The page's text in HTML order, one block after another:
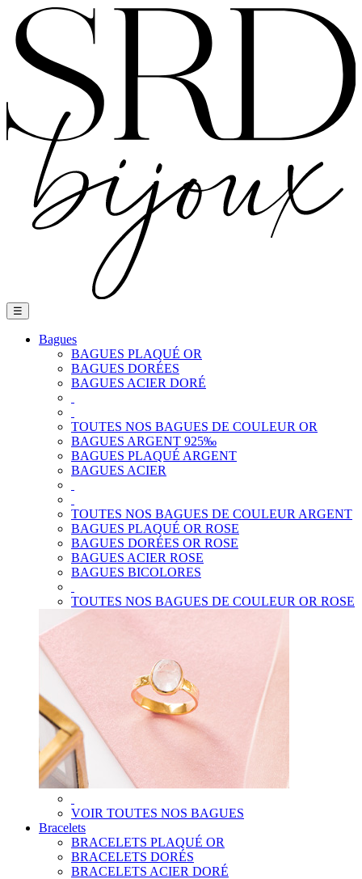
Basculer
la
navigation
☰
Bagues
BAGUES PLAQUÉ OR
BAGUES DORÉES
BAGUES ACIER DORÉ
TOUTES NOS BAGUES DE COULEUR OR
BAGUES ARGENT 925‰
BAGUES PLAQUÉ ARGENT
BAGUES ACIER
TOUTES NOS BAGUES DE COULEUR ARGENT
BAGUES PLAQUÉ OR ROSE
BAGUES DORÉES OR ROSE
BAGUES ACIER ROSE
BAGUES BICOLORES
TOUTES NOS BAGUES DE COULEUR OR ROSE
VOIR TOUTES NOS BAGUES
Bracelets
BRACELETS PLAQUÉ OR
BRACELETS DORÉS
BRACELETS ACIER DORÉ